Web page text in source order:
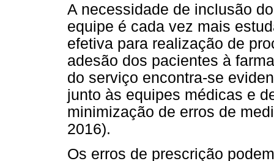
A necessidade de inclusão
equipe é cada vez mais
efetiva para realização de
adesão dos pacientes à
do serviço encontra-se
junto às equipes médicas e
minimização de erros de
2016).
Os erros de prescrição